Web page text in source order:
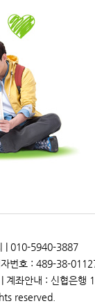
| 010-5940-3887
자번호 : 489-38-
계좌안내 : 신협은행
reserved.